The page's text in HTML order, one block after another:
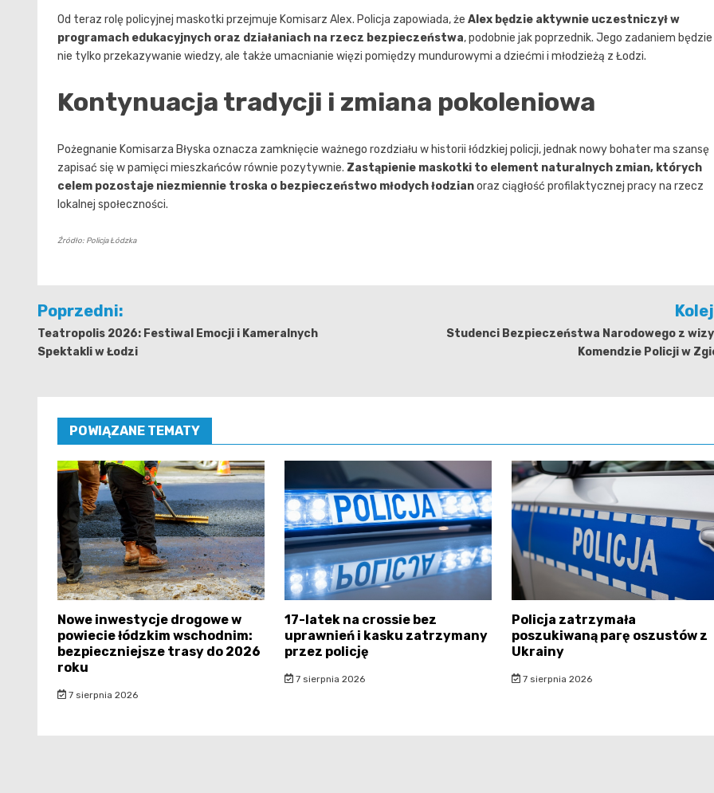
Od teraz rolę policyjnej maskotki przejmuje Komisarz Alex. Policja zapowiada, że Alex będzie aktywnie uczestniczył w
programach edukacyjnych oraz działaniach na rzecz bezpieczeństwa, podobnie jak poprzednik. Jego zadaniem będzie
nie tylko przekazywanie wiedzy, ale także umacnianie więzi pomiędzy mundurowymi a dziećmi i młodzieżą z Łodzi.
Kontynuacja tradycji i zmiana pokoleniowa
Pożegnanie Komisarza Błyska oznacza zamknięcie ważnego rozdziału w historii łódzkiej policji, jednak nowy bohater ma szansę
zapisać się w pamięci mieszkańców równie pozytywnie. Zastąpienie maskotki to element naturalnych zmian, których
celem pozostaje niezmiennie troska o bezpieczeństwo młodych łodzianoraz ciągłość profilaktycznej pracy na rzecz
lokalnej społeczności.
Źródło: Policja Łódzka
Nawigacja
wpisu
Poprzedni:
Teatropolis 2026: Festiwal Emocji i Kameralnych
Spektakli w Łodzi
Studenci Bezpieczeństwa Narodowego z
Komendzie Policji w
POWIĄZANE TEMATY
Nowe inwestycje drogowe w
powiecie łódzkim wschodnim:
bezpieczniejsze trasy do 2026
roku
7 sierpnia 2026
17-latek na crossie bez
uprawnień i kasku zatrzymany
przez policję
7 sierpnia 2026
Policja zatrzymała
poszukiwaną parę oszustów z
Ukrainy
7 sierpnia 2026